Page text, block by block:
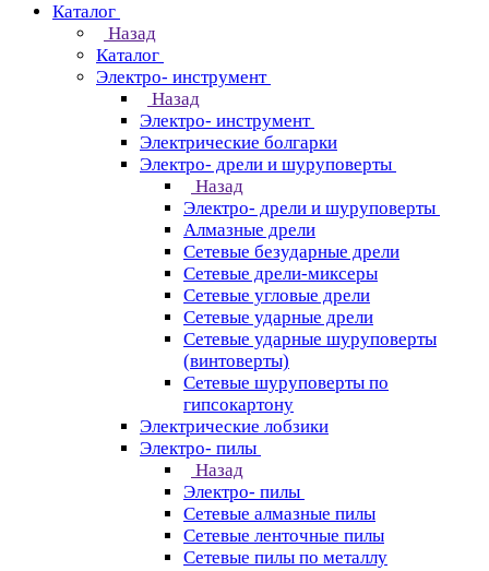
Каталог
Назад
Каталог
Электро- инструмент
Назад
Электро- инструмент
Электрические болгарки
Электро- дрели и шуруповерты
Назад
Электро- дрели и шуруповерты
Алмазные дрели
Сетевые безударные дрели
Сетевые дрели-миксеры
Сетевые угловые дрели
Сетевые ударные дрели
Сетевые ударные шуруповерты
(винтоверты)
Сетевые шуруповерты по
гипсокартону
Электрические лобзики
Электро- пилы
Назад
Электро- пилы
Сетевые алмазные пилы
Сетевые ленточные пилы
Сетевые пилы по металлу